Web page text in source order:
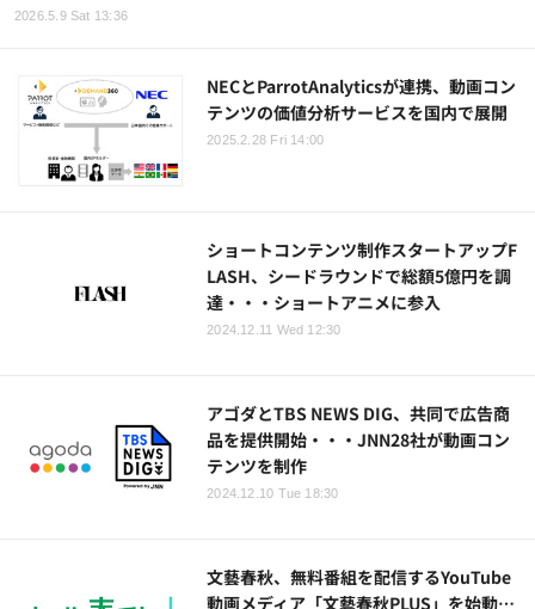
2026.5.9 Sat 13:36
NECとParrotAnalyticsが連携、動画コン
テンツの価値分析サービスを国内で展開
2025.2.28 Fri 14:00
ショートコンテンツ制作スタートアップF
LASH、シードラウンドで総額5億円を調
達・・・ショートアニメに参入
2024.12.11 Wed 12:30
アゴダとTBS NEWS DIG、共同で広告商
品を提供開始・・・JNN28社が動画コン
テンツを制作
2024.12.10 Tue 18:30
文藝春秋、無料番組を配信するYouTube
動画メディア「文藝春秋PLUS」を始動…